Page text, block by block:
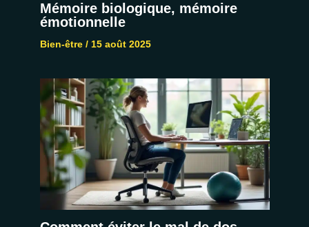
Mémoire biologique, mémoire
émotionnelle
Bien-être/ 15 août 2025